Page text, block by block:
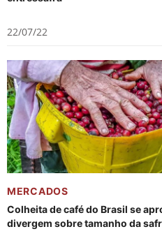
22/07/22
MERCADOS
Colheita de café do Brasil se
divergem sobre tamanho da